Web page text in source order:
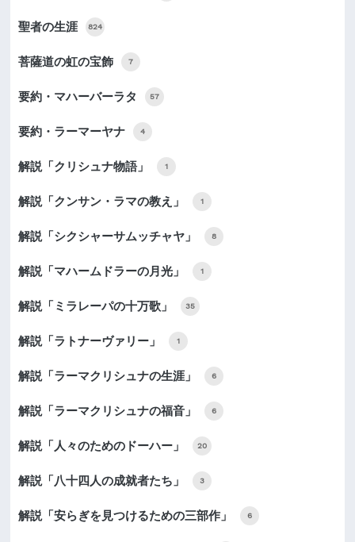
聖者の生涯 824
菩薩道の虹の宝飾 7
要約・マハーバーラタ 57
要約・ラーマーヤナ 4
解説「クリシュナ物語」 1
解説「クンサン・ラマの教え」 1
解説「シクシャーサムッチャヤ」 8
解説「マハームドラーの月光」 1
解説「ミラレーパの十万歌」 35
解説「ラトナーヴァリー」 1
解説「ラーマクリシュナの生涯」 6
解説「ラーマクリシュナの福音」 6
解説「人々のためのドーハー」 20
解説「八十四人の成就者たち」 3
解説「安らぎを見つけるための三部作」 6